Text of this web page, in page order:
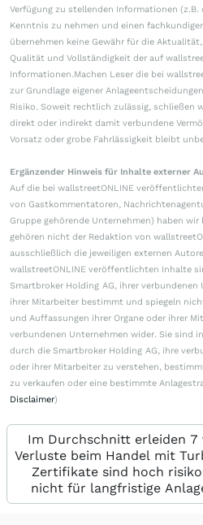
Verfügung zu stellenden Informationen (z.B.
Kenntnis zu nehmen und einen
übernehmen keine Gewähr für die
Qualität und Vollständigkeit der auf
Informationen.Machen Leser die bei
zur Grundlage eigener
Risiko. Soweit rechtlich zulässig, schließen
direkt oder indirekt damit verbundene
Vorsatz oder grobe Fahrlässigkeit bleibt
Ergänzender Hinweis für Inhalte externer
Auf die bei wallstreetONLINE
von Gastkommentatoren,
Gruppe gehörende Unternehmen) haben
gehören nicht der Redaktion von
ausschließlich die jeweiligen externen
wallstreetONLINE veröffentlichten Inhalte
Smartbroker Holding AG, ihrer verbundenen
ihrer Mitarbeiter bestimmt und spiegeln
und Auffassungen ihrer Organe oder ihrer
verbundenen Unternehmen wider. Sie sind
durch die Smartbroker Holding AG, ihre
oder ihrer Mitarbeiter zu verstehen,
zu verkaufen oder eine bestimmte
Disclaimer)
Im Durchschnitt erleiden 7
Verluste beim Handel mit
Zertifikate sind hoch
nicht für langfristige